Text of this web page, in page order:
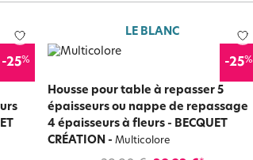
-25%
LE BLANC
-25%
Housse pour table à repasser 5
épaisseurs ou nappe de repassage
4 épaisseurs à fleurs - BECQUET
CRÉATION - Multicolore